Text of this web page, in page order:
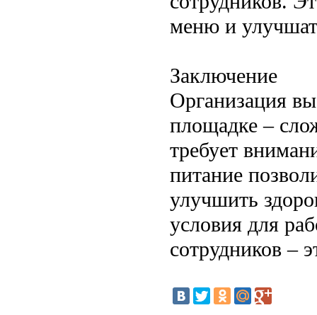
меню и
Заключение
Организация
площадке –
требует
питание
улучшить
условия для
сотрудников –